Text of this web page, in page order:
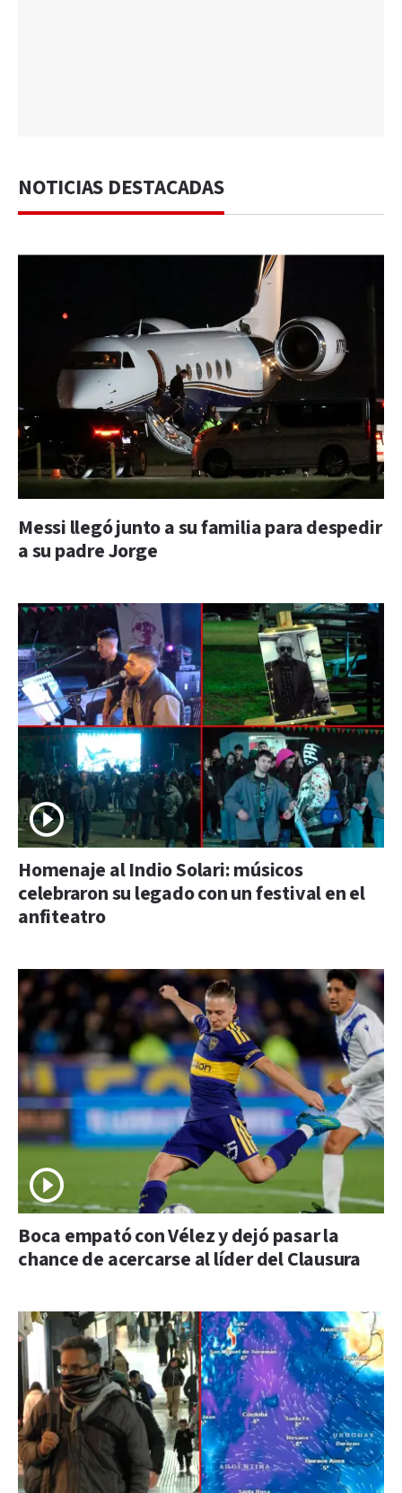
NOTICIAS DESTACADAS
Messi llegó junto a su familia para despedir
a su padre Jorge
Homenaje al Indio Solari: músicos
celebraron su legado con un festival en el
anfiteatro
Boca empató con Vélez y dejó pasar la
chance de acercarse al líder del Clausura